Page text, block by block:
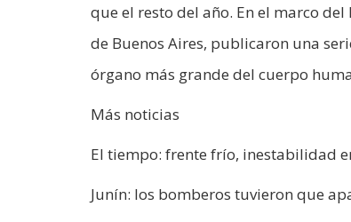
que el resto del año. En el marco
de Buenos Aires, publicaron una
órgano más grande del cuerpo
Más noticias
El tiempo: frente frío, inestabilidad
Junín: los bomberos tuvieron que